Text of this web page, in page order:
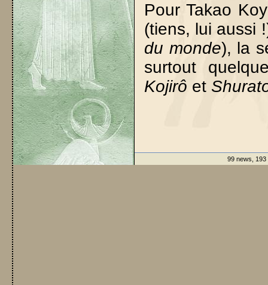
Pour Takao
(tiens, lui aussi
du monde), la
surtout
Kojirô et
99 news,